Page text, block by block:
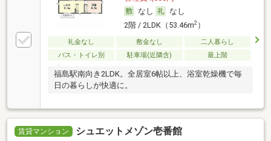
なし
なし
2階 / 2LDK（53.46m2）
礼金なし 敷金なし
二人暮らし
バス・トイレ別
駐車場(近隣含) 最上階
福島駅南向き2LDK。全居室6帖以上、浴室乾燥機で毎
日の暮らしが快適に。
賃貸マンション シュエットメゾン壱番館